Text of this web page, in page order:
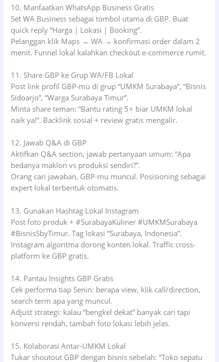
10. Manfaatkan WhatsApp Business Gratis
Set WA Business sebagai tombol utama di GBP. Buat
quick reply “Harga | Lokasi | Booking”.
Pelanggan klik Maps → WA → konfirmasi order dalam 2
menit. Funnel lokal kalahkan checkout e-commerce rumit.
11. Share GBP ke Grup WA/FB Lokal
Post link profil GBP-mu di grup “UMKM Surabaya”, “Bisnis
Sidoarjo”, “Warga Surabaya Timur”.
Minta share teman: “Bantu rating 5⭐ biar UMKM lokal
naik ya!”. Backlink sosial + review gratis mengalir.
12. Jawab Q&A di GBP
Aktifkan Q&A section, jawab pertanyaan umum: “Apa
bedanya maklon vs produksi sendiri?”.
Orang cari jawaban, GBP-mu muncul. Posisioning sebagai
expert lokal terbentuk otomatis.
13. Gunakan Hashtag Lokal Instagram
Post foto produk + #SurabayaKuliner #UMKMSurabaya
#BisnisSbyTimur. Tag lokasi “Surabaya, Indonesia”.
Instagram algoritma dorong konten lokal. Traffic cross-
platform ke GBP gratis.
14. Pantau Insights GBP Gratis
Cek performa tiap Senin: berapa view, klik call/direction,
search term apa yang muncul.
Adjust strategi: kalau “bengkel dekat” banyak cari tapi
konversi rendah, tambah foto lokasi lebih jelas.
15. Kolaborasi Antar-UMKM Lokal
Tukar shoutout GBP dengan bisnis sebelah: “Toko sepatu